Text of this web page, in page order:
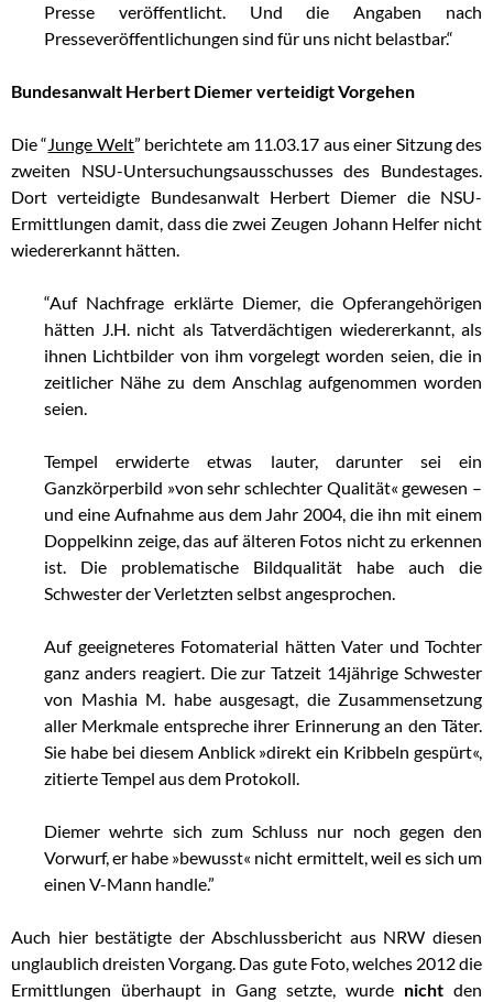
Presse veröffentlicht. Und die Angaben nach
Presseveröffentlichungen sind für uns nicht belastbar.“
Bundesanwalt Herbert Diemer verteidigt Vorgehen
Die “Junge Welt” berichtete am 11.03.17 aus einer Sitzung des
zweiten NSU-Untersuchungsausschusses des Bundestages.
Dort verteidigte Bundesanwalt Herbert Diemer die NSU-
Ermittlungen damit, dass die zwei Zeugen Johann Helfer nicht
wiedererkannt hätten.
“Auf Nachfrage erklärte Diemer, die Opferangehörigen
hätten J.H. nicht als Tatverdächtigen wiedererkannt, als
ihnen Lichtbilder von ihm vorgelegt worden seien, die in
zeitlicher Nähe zu dem Anschlag aufgenommen worden
seien.
Tempel erwiderte etwas lauter, darunter sei ein
Ganzkörperbild »von sehr schlechter Qualität« gewesen –
und eine Aufnahme aus dem Jahr 2004, die ihn mit einem
Doppelkinn zeige, das auf älteren Fotos nicht zu erkennen
ist. Die problematische Bildqualität habe auch die
Schwester der Verletzten selbst angesprochen.
Auf geeigneteres Fotomaterial hätten Vater und Tochter
ganz anders reagiert. Die zur Tatzeit 14jährige Schwester
von Mashia M. habe ausgesagt, die Zusammensetzung
aller Merkmale entspreche ihrer Erinnerung an den Täter.
Sie habe bei diesem Anblick »direkt ein Kribbeln gespürt«,
zitierte Tempel aus dem Protokoll.
Diemer wehrte sich zum Schluss nur noch gegen den
Vorwurf, er habe »bewusst« nicht ermittelt, weil es sich um
einen V-Mann handle.”
Auch hier bestätigte der Abschlussbericht aus NRW diesen
unglaublich dreisten Vorgang. Das gute Foto, welches 2012 die
Ermittlungen überhaupt in Gang setzte, wurde nicht den